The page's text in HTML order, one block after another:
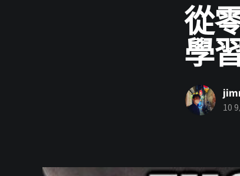
從
學
10